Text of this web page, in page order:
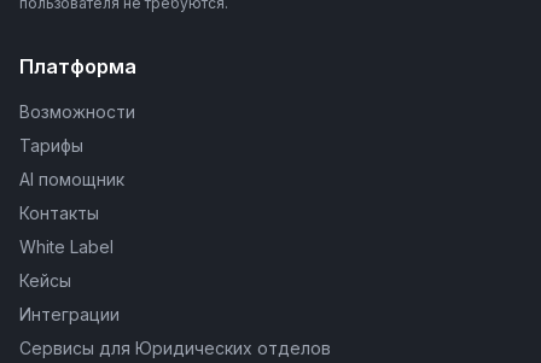
Платформа
Возможности
Тарифы
AI помощник
Контакты
White Label
Кейсы
Интеграции
Сервисы для Юридических отделов